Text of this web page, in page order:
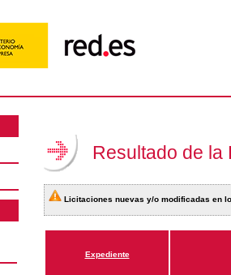
Resultado de la
Licitaciones nuevas y/o modificadas en
Expediente